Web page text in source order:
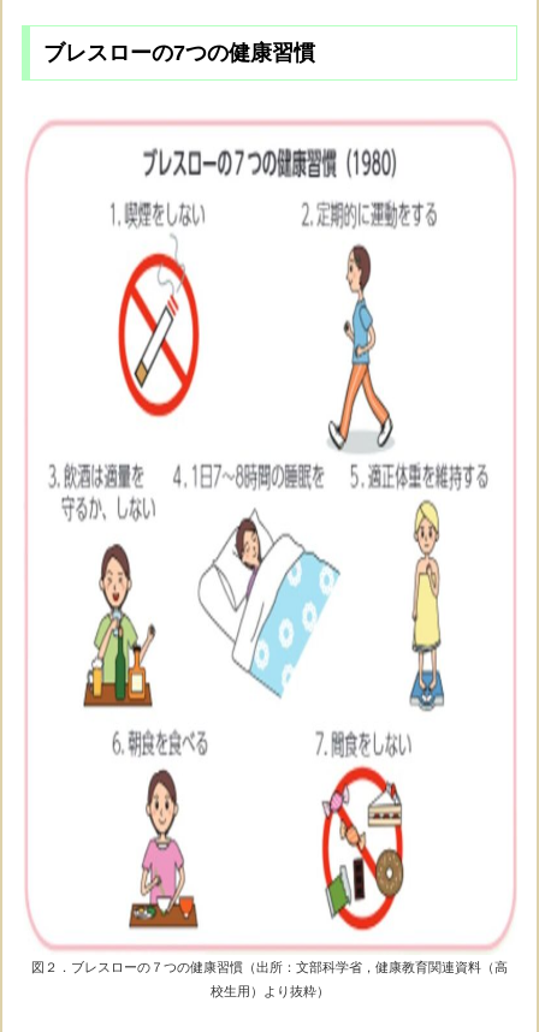
ブレスローの7つの健康習慣
図２．ブレスローの７つの健康習慣（出所：文部科学省，健康教育関連資料（高
校生用）より抜粋）